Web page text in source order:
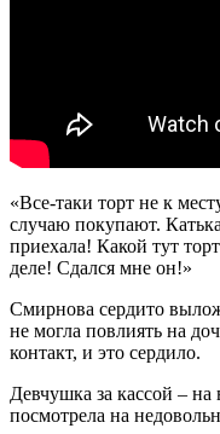
«Все-таки торт не к
случаю покупают.
приехала! Какой тут
деле! Сдался мне он!»
Смирнова сердито
не могла повлиять на
контакт, и это сердило.
Девчушка за кассой –
посмотрела на